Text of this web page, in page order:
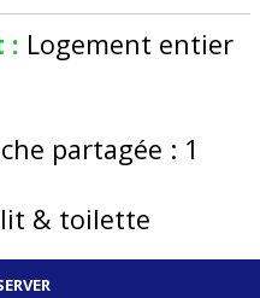
: Logement entier
partagée : 1
lit & toilette